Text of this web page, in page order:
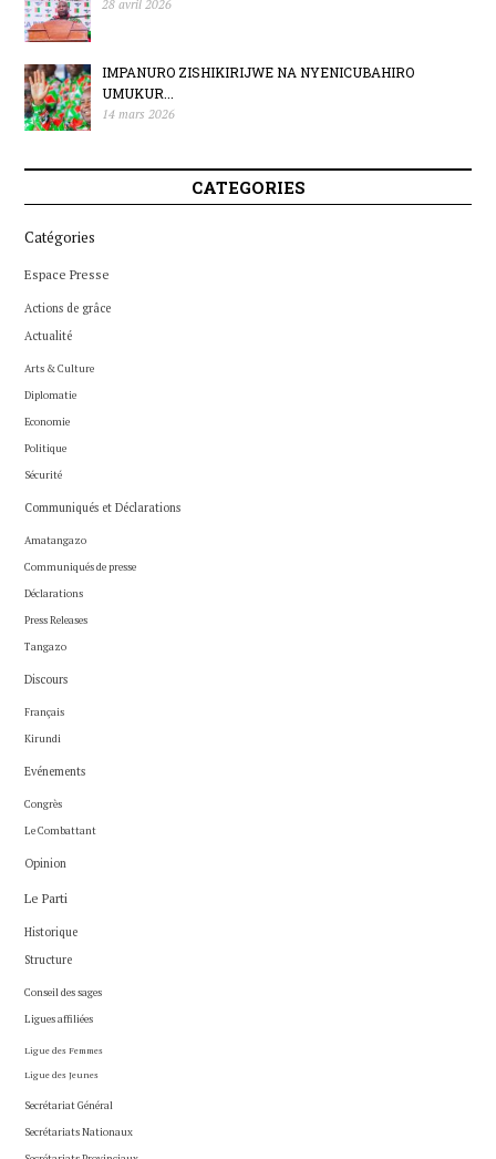
28 avril 2026
IMPANURO ZISHIKIRIJWE NA NYENICUBAHIRO
UMUKUR...
14 mars 2026
CATEGORIES
Catégories
Espace Presse
Actions de grâce
Actualité
Arts & Culture
Diplomatie
Economie
Politique
Sécurité
Communiqués et Déclarations
Amatangazo
Communiqués de presse
Déclarations
Press Releases
Tangazo
Discours
Français
Kirundi
Evénements
Congrès
Le Combattant
Opinion
Le Parti
Historique
Structure
Conseil des sages
Ligues affiliées
Ligue des Femmes
Ligue des Jeunes
Secrétariat Général
Secrétariats Nationaux